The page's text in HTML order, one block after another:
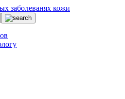
заболеванях кожи